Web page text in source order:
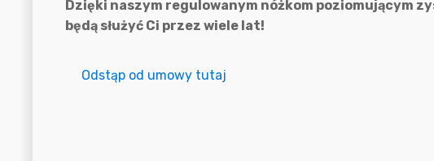
Dzięki naszym regulowanym nóżkom poziomującym
będą służyć Ci przez wiele lat!
Odstąp od umowy tutaj